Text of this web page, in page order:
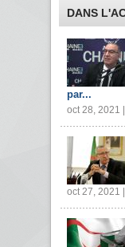
DANS
par...
oct 28, 2021 |
oct 27, 2021 |